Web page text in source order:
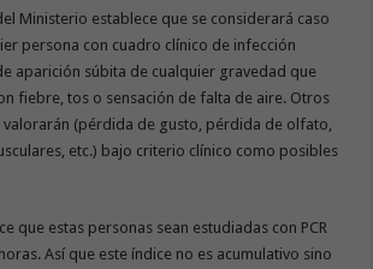
Ministerio establece que se considerará caso
persona con cuadro clínico de infección
aparición súbita de cualquier gravedad que
fiebre, tos o sensación de falta de aire. Otros
valorarán (pérdida de gusto, pérdida de olfato,
etc.) bajo criterio clínico como posibles
que estas personas sean estudiadas con PCR
Así que este índice no es acumulativo sino